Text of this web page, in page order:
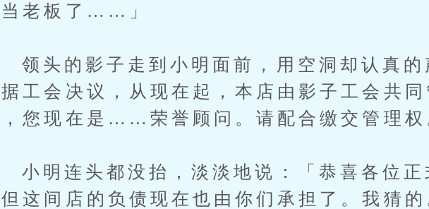
老板了……」
的影子走到小明面前，用空洞却认真的
据工会决议，从现在起，本店由影子工会共同
您现在是……荣誉顾问。请配合缴交管理权
连头都没抬，淡淡地说：「恭喜各位正
这间店的负债现在也由你们承担了。我猜的